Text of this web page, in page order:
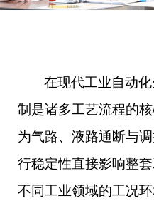
在现代工业自动
制是诸多工艺流程的
为气路、液路通断与
行稳定性直接影响整
不同工业领域的工况